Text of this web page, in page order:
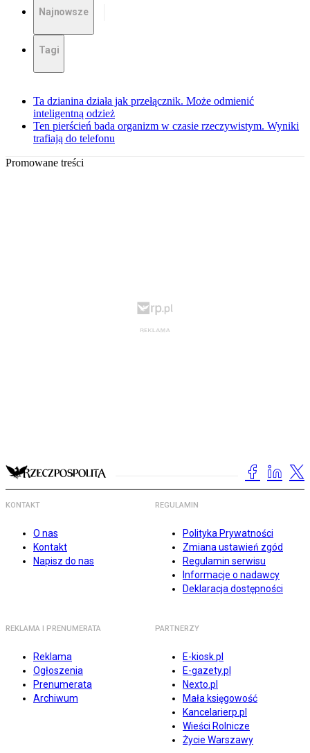
Najnowsze
Tagi
Ta dzianina działa jak przełącznik. Może odmienić
inteligentną odzież
Ten pierścień bada organizm w czasie rzeczywistym. Wyniki
trafiają do telefonu
Promowane treści
KONTAKT
O nas
Kontakt
Napisz do nas
REGULAMIN
Polityka Prywatności
Zmiana ustawień zgód
Regulamin serwisu
Informacje o nadawcy
Deklaracja dostępności
REKLAMA I PRENUMERATA
Reklama
Ogłoszenia
Prenumerata
Archiwum
PARTNERZY
E-kiosk.pl
E-gazety.pl
Nexto.pl
Mała księgowość
Kancelarierp.pl
Wieści Rolnicze
Życie Warszawy